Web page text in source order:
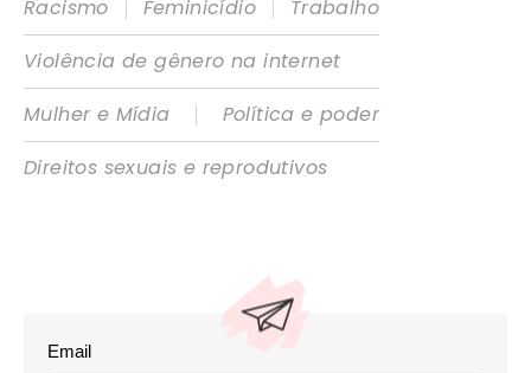
Racismo
| Feminicídio |
Trabalho
Violência de gênero na internet
Mulher e Mídia
|
Política e poder
Direitos sexuais e reprodutivos